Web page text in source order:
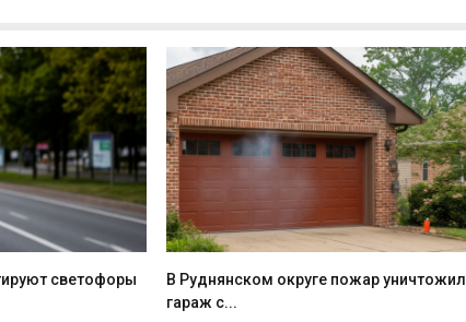
светофоры
В Руднянском округе пожар уничтожил
гараж с...